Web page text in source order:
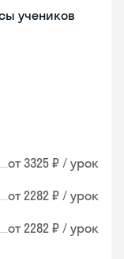
учеников
от 3325 ₽ / урок
от 2282 ₽ / урок
от 2282 ₽ / урок